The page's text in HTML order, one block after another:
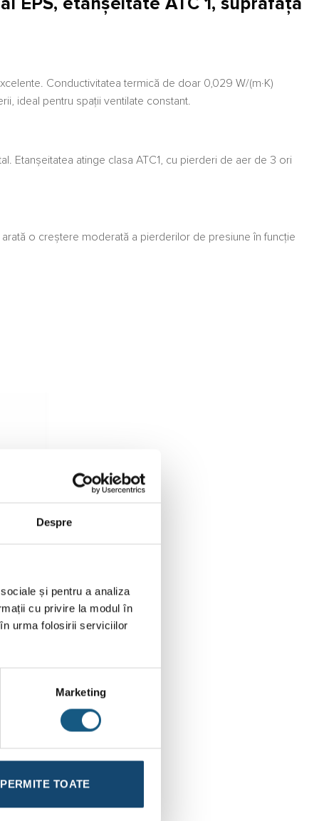
Despre
și pentru a analiza
cu privire la modul în
urma folosirii serviciilor
Marketing
PERMITE TOATE
EPS, etanșeitate ATC 1, suprafață
Conductivitatea termică de doar 0,029 W/(m·K)
ideal pentru spații ventilate constant.
Etanșeitatea atinge clasa ATC1, cu pierderi de aer de 3 ori
o creștere moderată a pierderilor de presiune în funcție